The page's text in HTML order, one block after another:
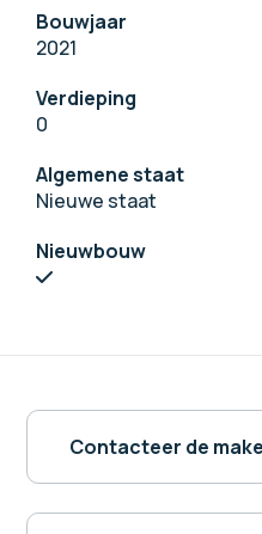
Bouwjaar
2021
Verdieping
0
Algemene staat
Nieuwe staat
Nieuwbouw
Contacteer de